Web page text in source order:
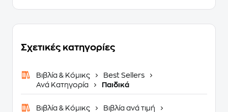
Σχετικές κατηγορίες
Βιβλία & Κόμικς
Best Sellers
Ανά Κατηγορία
Παιδικά
Βιβλία & Κόμικς
Βιβλία ανά τιμή